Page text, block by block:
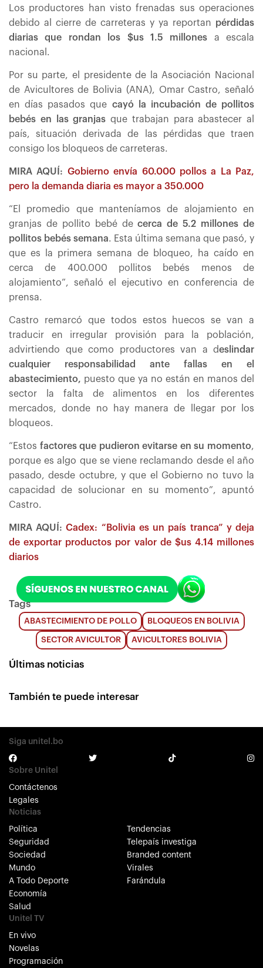
Los productores han visto frenadas sus operaciones
debido al cierre de carreteras y ya reportan pérdidas
diarias que rondan los $us 1.5 millones a escala
nacional.
Por su parte, el presidente de la Asociación Nacional
de Avicultores de Bolivia (ANA), Omar Castro, señaló
en días pasados que cayó la incubación de pollitos
bebés en las granjas que trabajan para abastecer al
país, situación derivada de las pérdidas que traen
consigo los bloqueos de carreteras.
MIRA AQUÍ: Gobierno envía 60.000 pollos a La Paz,
pero la demanda diaria es mayor a 350.000
“El promedio que manteníamos de alojamiento en
granjas de pollito bebé decerca de 5.2 millones de
pollitos bebés semana. Esta última semana que pasó, y
que es la primera semana de bloqueo, ha caído en
cerca de 400.000 pollitos bebés menos de
alojamiento”, señaló el ejecutivo en conferencia de
prensa.
Castro remarcó que todos estos huecos se van a
traducir en irregular provisión para la población,
advirtiendo que como productores van a deslindar
cualquier responsabilidad ante fallas en el
abastecimiento, puesto que ya no están en manos del
sector la falta de alimentos en los diferentes
mercados, donde no hay manera de llegar por los
bloqueos.
“Estos factores que pudieron evitarse en su momento,
porque es algo que se viene reclamando desde el año
pasado, desde octubre, y que el Gobierno no tuvo la
capacidad de solucionar en su momento”, apuntó
Castro.
MIRA AQUÍ:Cadex: “Bolivia es un país tranca” y deja
de exportar productos por valor de $us 4.14 millones
diarios
Tags
ABASTECIMIENTO DE POLLO BLOQUEOS EN BOLIVIA
SECTOR AVICULTOR AVICULTORES BOLIVIA
Últimas noticias
También te puede interesar
Siga unitel.bo
Sobre Unitel
Contáctenos
Legales
Noticias
Política
Seguridad
Sociedad
Mundo
A Todo Deporte
Economía
Salud
Tendencias
Telepaís investiga
Branded content
Virales
Farándula
Unitel TV
En vivo
Novelas
Programación